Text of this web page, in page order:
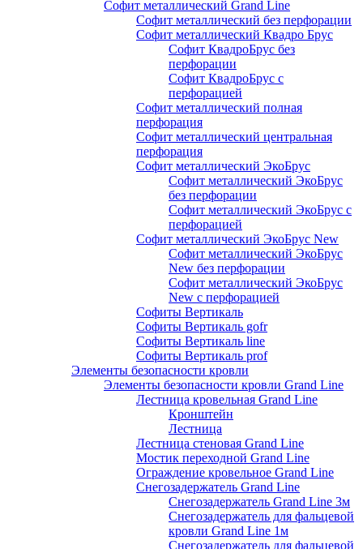
Софит металлический Grand Line
Софит металлический без перфорации
Софит металлический Квадро Брус
Софит КвадроБрус без
перфорации
Софит КвадроБрус с
перфорацией
Софит металлический полная
перфорация
Софит металлический центральная
перфорация
Софит металлический ЭкоБрус
Софит металлический ЭкоБрус
без перфорации
Софит металлический ЭкоБрус с
перфорацией
Софит металлический ЭкоБрус New
Софит металлический ЭкоБрус
New без перфорации
Софит металлический ЭкоБрус
New с перфорацией
Софиты Вертикаль
Софиты Вертикаль gofr
Софиты Вертикаль line
Софиты Вертикаль prof
Элементы безопасности кровли
Элементы безопасности кровли Grand Line
Лестница кровельная Grand Line
Кронштейн
Лестница
Лестница стеновая Grand Line
Мостик переходной Grand Line
Ограждение кровельное Grand Line
Снегозадержатель Grand Line
Снегозадержатель Grand Line 3м
Снегозадержатель для фальцевой
кровли Grand Line 1м
Снегозадержатель для фальцевой